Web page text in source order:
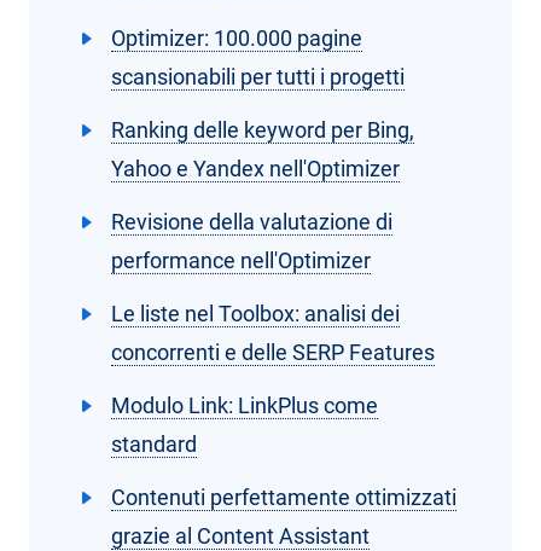
Optimizer: 100.000 pagine
scansionabili per tutti i progetti
Ranking delle keyword per Bing,
Yahoo e Yandex nell'Optimizer
Revisione della valutazione di
performance nell'Optimizer
Le liste nel Toolbox: analisi dei
concorrenti e delle SERP Features
Modulo Link: LinkPlus come
standard
Contenuti perfettamente ottimizzati
grazie al Content Assistant